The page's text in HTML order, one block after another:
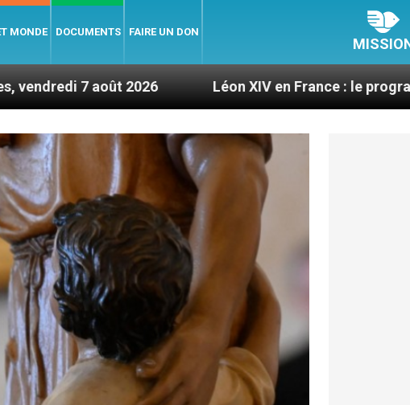
MONDE DOCUMENTS FAIRE UN DON
2026 Léon XIV en France : le programme détaillé